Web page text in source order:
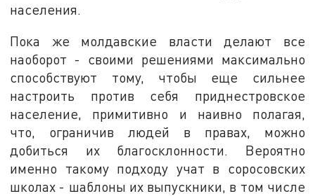
населения.
Пока же молдавские власти делают все
наоборот - своими решениями максимально
способствуют тому, чтобы еще сильнее
настроить против себя приднестровское
население, примитивно и наивно полагая,
что, ограничив людей в правах, можно
добиться их благосклонности. Вероятно
именно такому подходу учат в соросовских
школах - шаблоны их выпускники, в том числе